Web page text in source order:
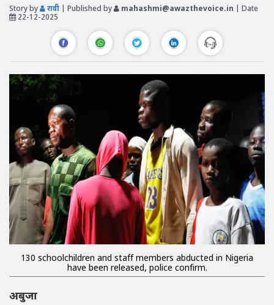
Story by रावी | Published by mahashmi@awazthevoice.in | Date
22-12-2025
130 schoolchildren and staff members abducted in Nigeria
have been released, police confirm.
अबुजा